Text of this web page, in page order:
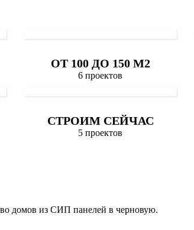
ОТ 100 ДО 150 М2
6 проектов
СТРОИМ СЕЙЧАС
5 проектов
домов из СИП панелей в черновую.